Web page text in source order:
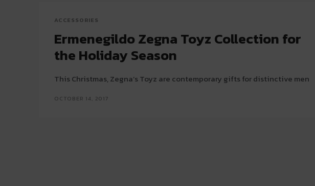
ACCESSORIES
Ermenegildo Zegna Toyz Collection for
the Holiday Season
This Christmas, Zegna’s Toyz are contemporary gifts for distinctive men
OCTOBER 14, 2017